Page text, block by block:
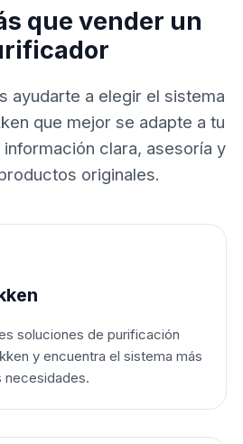
que vender un
ayudarte a elegir el sistema
que mejor se adapte a tu
clara, asesoría y
originales.
soluciones de purificación
y encuentra el sistema más
necesidades.